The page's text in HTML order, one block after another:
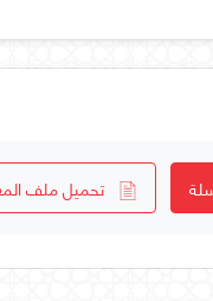
تحميل ملف